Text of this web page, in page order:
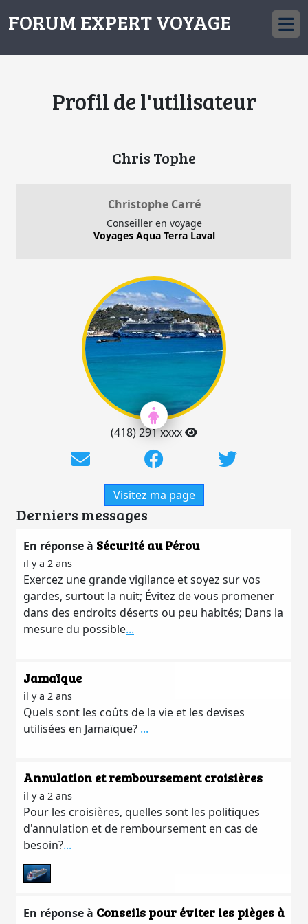
FORUM EXPERT VOYAGE
Profil de l'utilisateur
Chris Tophe
Christophe Carré
Conseiller en voyage
Voyages Aqua Terra Laval
(418) 291 xxxx
Visitez ma page
Derniers messages
En réponse à Sécurité au Pérou
il y a 2 ans
Exercez une grande vigilance et soyez sur vos
gardes, surtout la nuit; Évitez de vous promener
dans des endroits déserts ou peu habités; Dans la
mesure du possible...
Jamaïque
il y a 2 ans
Quels sont les coûts de la vie et les devises
utilisées en Jamaïque? ...
Annulation et remboursement croisières
il y a 2 ans
Pour les croisières, quelles sont les politiques
d'annulation et de remboursement en cas de
besoin?...
En réponse à Conseils pour éviter les pièges à